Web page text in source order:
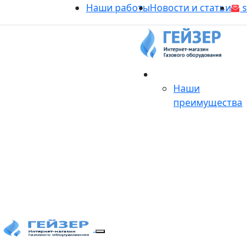
Наши работыНовости и статьи
Наши
преимущества